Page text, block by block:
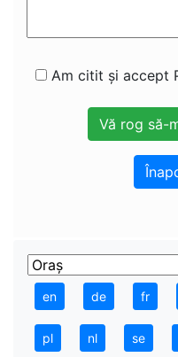
Am citit și accept
en de fr
pl nl se